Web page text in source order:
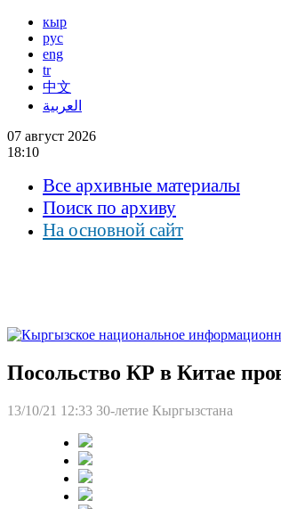
кыр
рус
eng
tr
中文
العربية
07 август 2026
18:10
Все архивные материалы
Поиск по архиву
На основной сайт
Посольство КР в Китае
13/10/21 12:33 30-летие Кыргызстана